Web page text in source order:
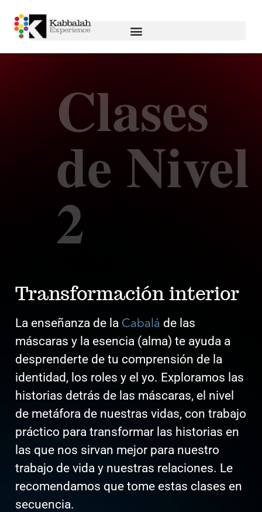
Clases
de Nivel
2
Transformación interior
La enseñanza de la Cabalá de las
máscaras y la esencia (alma) te ayuda a
desprenderte de tu comprensión de la
identidad, los roles y el yo. Exploramos las
historias detrás de las máscaras, el nivel
de metáfora de nuestras vidas, con trabajo
práctico para transformar las historias en
las que nos sirvan mejor para nuestro
trabajo de vida y nuestras relaciones. Le
recomendamos que tome estas clases en
secuencia.